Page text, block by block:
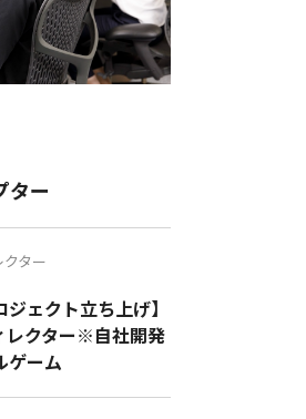
ター
ター
ジェクト立ち上げ】
レクター※自社開発
ゲーム